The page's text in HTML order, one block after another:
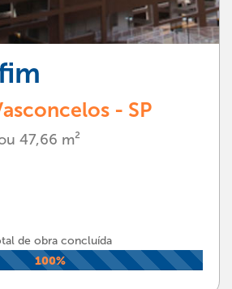
- SP
47,66 m²
de obra concluída
100%